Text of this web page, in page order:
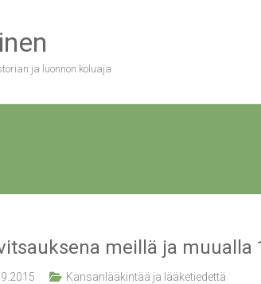
ja luonnon koluaja
meillä ja muualla
Kansanlääkintää ja lääketiedettä